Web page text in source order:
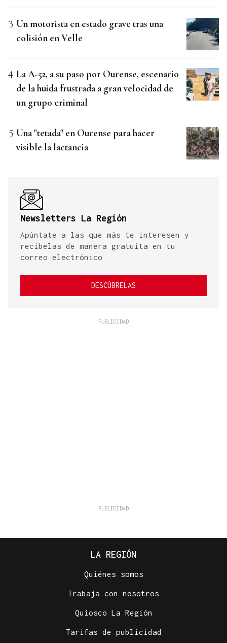
Un motorista en estado grave tras una
colisión en Velle
La A-52, a su paso por Ourense, escenario
de la huida frustrada a gran velocidad de
un grupo criminal
Una "tetada" en Ourense para hacer
visible la lactancia
Newsletters La Región
Apúntate a las que más te interesen y
recíbelas de manera gratuita en tu
correo electrónico
DESCÚBRELAS
LA REGIÓN
Quiénes somos
Trabaja con nosotros
Quiosco La Región
Tarifas de publicidad